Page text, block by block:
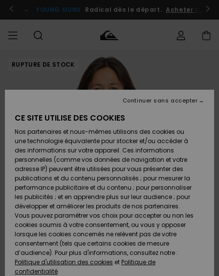
l'information
le
Se connecter / s'inscrire
YOUNG GUNS Radical dès le départ. Acheter
HOMME Vêtements
Chaussures
& Tongs
Surf
Snow
Nouveautés
Vêtements
Chaussures
& Tongs
Surf
Snow
Nouveautés
FEMME
Shop
A
Découvrir
Snow
SURF
Surf
Shop
Homme
Surf
Shop
Enfant
Highlights
Communauté
SNOW
Snow
Shop
Homme
Snow
Shop
Enfant
Snow
Shop
Femme
A
Découvrir
Communauté
OUTLET
Outlet
Homme
Enfant
Outlet
Femme
AIDE &
CONTACT
Accéder à
commande
Retours
Paiement
Carte
Cadeau
Quiksilver
Freedom
Protection
des
MAGASINS
RUPTURE DE STOCK
CE SITE UTILISE DES COOKIES
Nos partenaires et nous-mêmes utilisons des cookies ou
une technologie équivalente pour stocker et/ou accéder à
des informations sur votre appareil. Ces informations
personnelles (comme vos données de navigation et votre
adresse IP) peuvent être utilisées pour vous présenter des
publications et du contenu personnalisés ; pour mesurer la
performance publicitaire et du contenu ; pour personnaliser
les publicités ; et en apprendre plus sur leur audience ; pour
développer et améliorer les produits de nos partenaires.
Vous pouvez paramétrer vos choix pour accepter ou non les
cookies soumis à votre consentement, ou vous y opposer
lorsque les cookies concernés ne relèvent pas de votre
consentement (tels que certains cookies de mesure
d’audience). Pour plus d'informations, consultez notre :
Politique d'utilisation des cookies et Politique de
confidentialité
Continuer sans accepter